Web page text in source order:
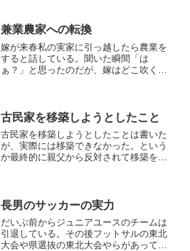
喜びもしないし「良かったね...
兼業農家への転換
嫁が来春私の実家に引っ越したら農業を
すると話している。聞いた瞬間「は
ぁ？」と思ったのだが、嫁はどこ吹く風
培できなくなったら嫁が栽培す...
古民家を移築しようとしたこと
古民家を移築しようとしたことは書いた
が、実際には移築できなかった。という
か最終的に親父から反対されて移築を断
分の養育費を払う必要があ...
長男のサッカーの実力
だいぶ前からジュニアユースのチームは
引退している。その後フットサルの東北
大会や県選抜の東北大会やらがあってフ